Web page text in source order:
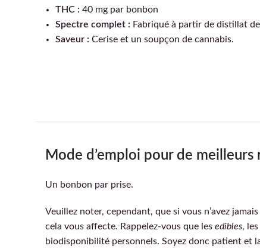
THC : 40 mg par bonbon
Spectre complet : Fabriqué à partir de distillat
Saveur : Cerise et un soupçon de cannabis.
Mode d’emploi pour de meilleurs
Un bonbon par prise.
Veuillez noter, cependant, que si vous n’avez
cela vous affecte. Rappelez-vous que les edibles,
biodisponibilité personnels. Soyez donc patient et